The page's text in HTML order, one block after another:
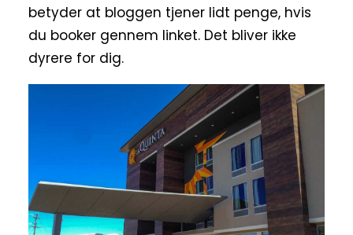
betyder at bloggen tjener lidt penge, hvis
du booker gennem linket. Det bliver ikke
dyrere for dig.